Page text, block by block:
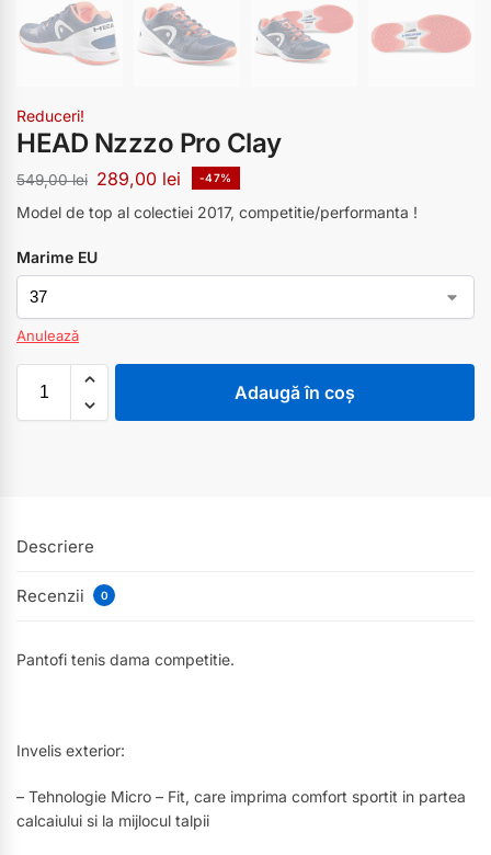
Reduceri!
HEAD Nzzzo Pro Clay
549,00lei 289,00 lei -47%
Model de top al colectiei 2017, competitie/performanta !
Marime EU
Anulează
Adaugă în coș
Descriere
Recenzii 0
Pantofi tenis dama competitie.
Invelis exterior:
– Tehnologie Micro – Fit, care imprima comfort sportit in partea
calcaiului si la mijlocul talpii